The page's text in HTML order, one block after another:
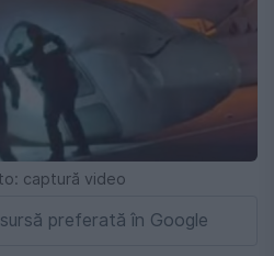
captură video
preferată în Google